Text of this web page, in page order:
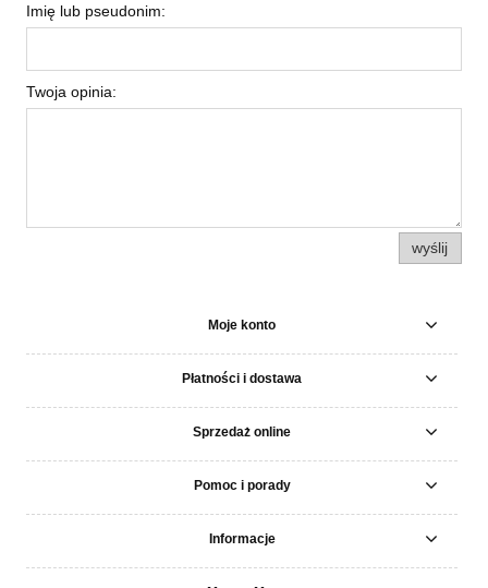
Imię lub pseudonim:
Twoja opinia:
wyślij
Moje konto
Płatności i dostawa
Sprzedaż online
Pomoc i porady
Informacje